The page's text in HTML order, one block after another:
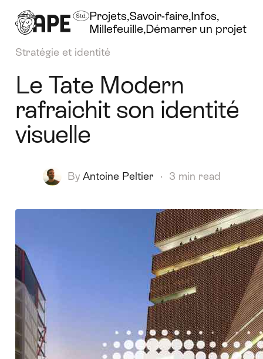
Projets Savoir-faire Infos
Millefeuille Démarrer un projet
Stratégie et identité
Le Tate Modern
rafraichit son identité
visuelle
By Antoine Peltier · 3 min read